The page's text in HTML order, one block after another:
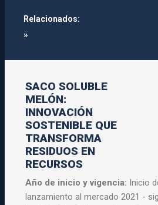
Relacionados:
»
SACO SOLUBLE
MELÓN:
INNOVACIÓN
SOSTENIBLE QUE
TRANSFORMA
RESIDUOS EN
RECURSOS
Año de inicio y vigencia: Inicio
lanzamiento al mercado 2021 -